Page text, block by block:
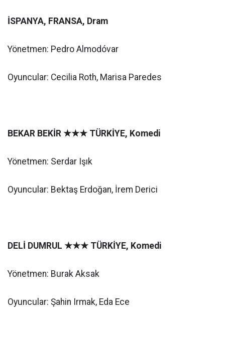
İSPANYA, FRANSA, Dram
Yönetmen: Pedro Almodóvar
Oyuncular: Cecilia Roth, Marisa Paredes
BEKAR BEKİR ★★★ TÜRKİYE, Komedi
Yönetmen: Serdar Işık
Oyuncular: Bektaş Erdoğan, İrem Derici
DELİ DUMRUL ★★★ TÜRKİYE, Komedi
Yönetmen: Burak Aksak
Oyuncular: Şahin Irmak, Eda Ece